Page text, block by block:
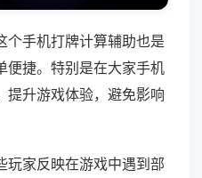
个手机打牌计算辅助也是
便捷。特别是在大家手机
提升游戏体验，避免影响
玩家反映在游戏中遇到部